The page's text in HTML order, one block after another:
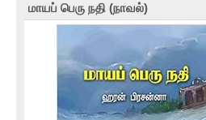
மாயப் பெரு நதி (நாவல்)